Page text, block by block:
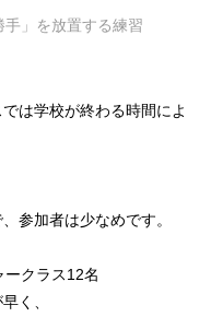
手」を放置する練習
は学校が終わる時間によ
参加者は少なめです。
クラス12名
く、